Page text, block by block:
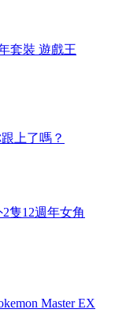
套裝 遊戲王
上了嗎？
隻12週年女角
Master EX